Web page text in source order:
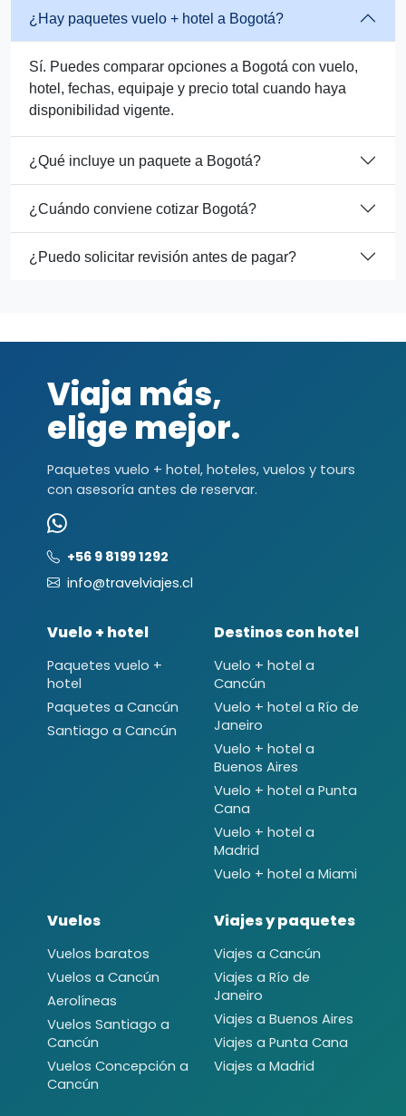
¿Hay paquetes vuelo + hotel a Bogotá?
Sí. Puedes comparar opciones a Bogotá con vuelo,
hotel, fechas, equipaje y precio total cuando haya
disponibilidad vigente.
¿Qué incluye un paquete a Bogotá?
¿Cuándo conviene cotizar Bogotá?
¿Puedo solicitar revisión antes de pagar?
Viaja más,
elige mejor.
Paquetes vuelo + hotel, hoteles, vuelos y tours
con asesoría antes de reservar.
+56 9 8199 1292
info@travelviajes.cl
Vuelo + hotel
Paquetes vuelo +
hotel
Paquetes a Cancún
Santiago a Cancún
Destinos con hotel
Vuelo + hotel a
Cancún
Vuelo + hotel a Río de
Janeiro
Vuelo + hotel a
Buenos Aires
Vuelo + hotel a Punta
Cana
Vuelo + hotel a
Madrid
Vuelo + hotel a Miami
Vuelos
Vuelos baratos
Vuelos a Cancún
Aerolíneas
Vuelos Santiago a
Cancún
Vuelos Concepción a
Cancún
Viajes y paquetes
Viajes a Cancún
Viajes a Río de
Janeiro
Viajes a Buenos Aires
Viajes a Punta Cana
Viajes a Madrid